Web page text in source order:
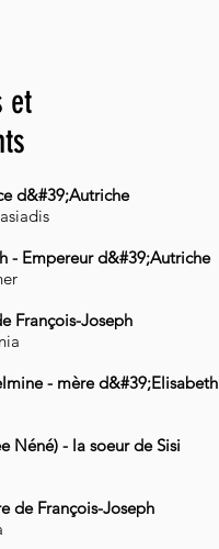
et
d&#39;Autriche
- Empereur d&#39;Autriche
François-Joseph
- mère d&#39;Elisabeth
Néné) - la soeur de Sisi
de François-Joseph